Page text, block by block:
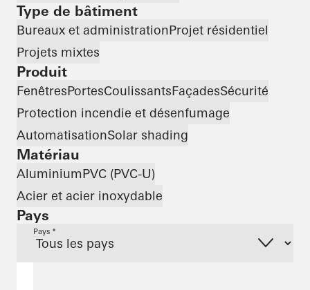
Type de bâtiment
Bureaux et administrationProjet résidentiel
Projets mixtes
Produit
FenêtresPortesCoulissantsFaçadesSécurité
Protection incendie et désenfumage
AutomatisationSolar shading
Matériau
AluminiumPVC (PVC-U)
Acier et acier inoxydable
Pays
Pays *